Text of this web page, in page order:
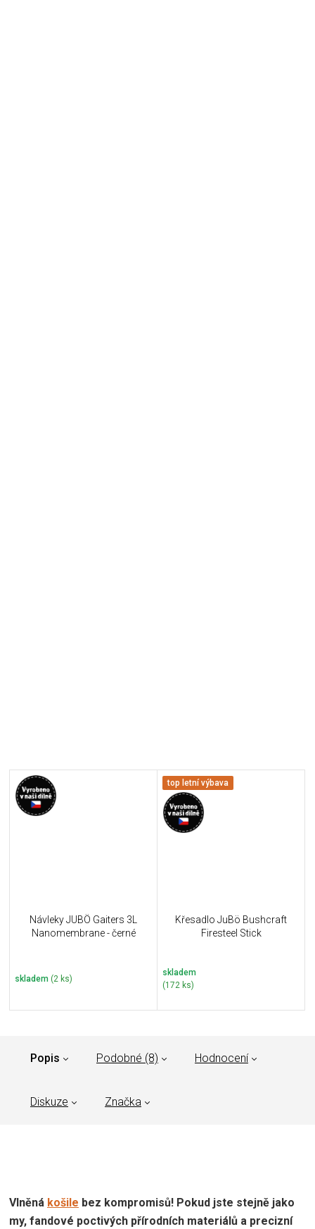
Návleky JUBÖ Gaiters 3L
Nanomembrane - černé
skladem (2 ks)
top letní výbava
Křesadlo JuBö Bushcraft
Firesteel Stick
skladem
(172 ks)
Popis Podobné (8) Hodnocení
Diskuze Značka
Vlněná košile bez kompromisů! Pokud jste stejně jako
my, fandové poctivých přírodních materiálů a precizní